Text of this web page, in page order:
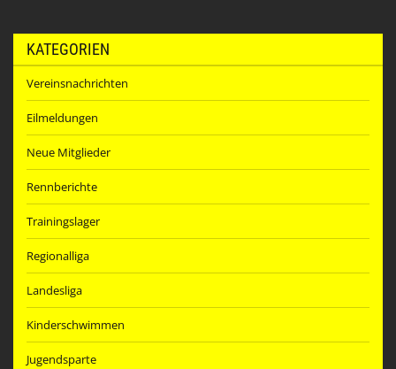
KATEGORIEN
Vereinsnachrichten
Eilmeldungen
Neue Mitglieder
Rennberichte
Trainingslager
Regionalliga
Landesliga
Kinderschwimmen
Jugendsparte